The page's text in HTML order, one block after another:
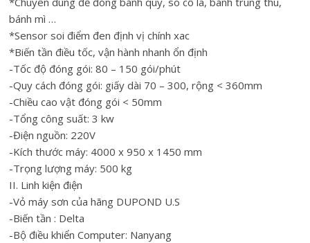
bánh mì …
*Sensor soi điểm đen định vị chính xac
*Biến tần điều tốc, vận hành nhanh ổn định
-Tốc độ đóng gói: 80 – 150 gói/phút
-Quy cách đóng gói: giấy dài 70 – 300, rộng < 360mm
-Chiều cao vật đóng gói < 50mm
-Tổng công suất: 3 kw
-Điện nguồn: 220V
-Kích thước máy: 4000 x 950 x 1450 mm
-Trọng lượng máy: 500 kg
II. Linh kiện điện
-Vỏ máy sơn của hãng DUPOND U.S
-Biến tần : Delta
-Bộ điều khiển Computer: Nanyang